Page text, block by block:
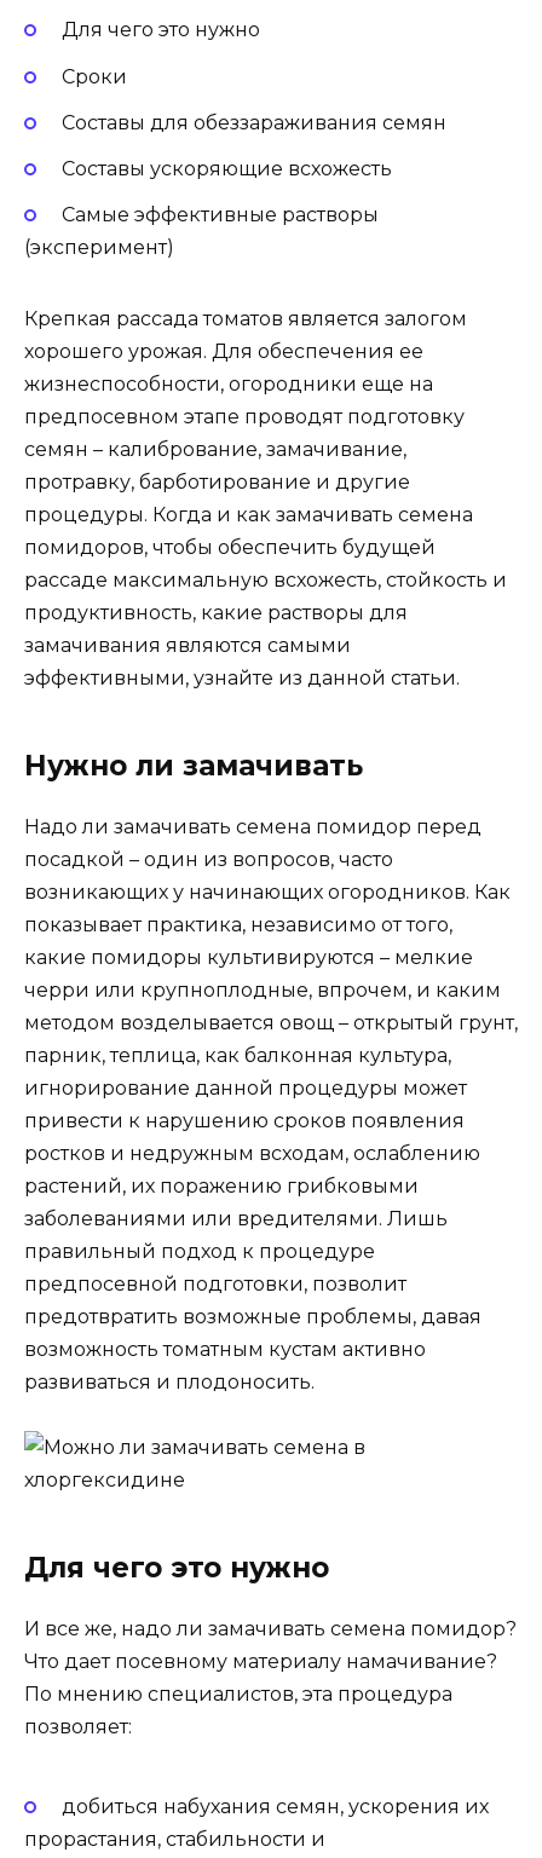
Для чего это нужно
Сроки
Составы для обеззараживания семян
Составы ускоряющие всхожесть
Самые эффективные растворы
(эксперимент)
Крепкая рассада томатов является залогом
хорошего урожая. Для обеспечения ее
жизнеспособности, огородники еще на
предпосевном этапе проводят подготовку
семян – калибрование, замачивание,
протравку, барботирование и другие
процедуры. Когда и как замачивать семена
помидоров, чтобы обеспечить будущей
рассаде максимальную всхожесть, стойкость и
продуктивность, какие растворы для
замачивания являются самыми
эффективными, узнайте из данной статьи.
Нужно ли замачивать
Надо ли замачивать семена помидор перед
посадкой – один из вопросов, часто
возникающих у начинающих огородников. Как
показывает практика, независимо от того,
какие помидоры культивируются – мелкие
черри или крупноплодные, впрочем, и каким
методом возделывается овощ – открытый грунт,
парник, теплица, как балконная культура,
игнорирование данной процедуры может
привести к нарушению сроков появления
ростков и недружным всходам, ослаблению
растений, их поражению грибковыми
заболеваниями или вредителями. Лишь
правильный подход к процедуре
предпосевной подготовки, позволит
предотвратить возможные проблемы, давая
возможность томатным кустам активно
развиваться и плодоносить.
Для чего это нужно
И все же, надо ли замачивать семена помидор?
Что дает посевному материалу намачивание?
По мнению специалистов, эта процедура
позволяет:
добиться набухания семян, ускорения их
прорастания, стабильности и